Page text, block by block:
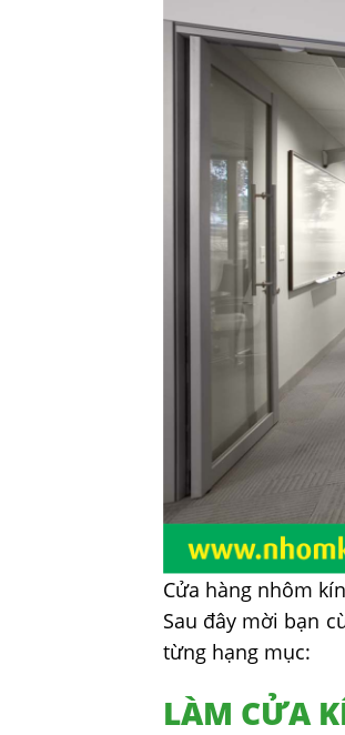
Cửa hàng nhôm
Sau đây mời bạn
từng hạng mục:
LÀM CỬA